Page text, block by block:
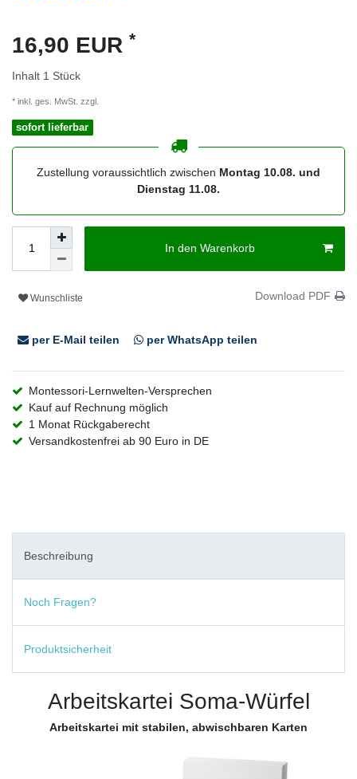
16,90 EUR *
Inhalt 1 Stück
* inkl. ges. MwSt. zzgl.
sofort lieferbar
Zustellung voraussichtlich zwischen Montag 10.08. und
Dienstag 11.08.
In den Warenkorb
Wunschliste Download PDF
per E-Mail teilen per WhatsApp teilen
Montessori-Lernwelten-Versprechen
Kauf auf Rechnung möglich
1 Monat Rückgaberecht
Versandkostenfrei ab 90 Euro in DE
Beschreibung
Noch Fragen?
Produktsicherheit
Arbeitskartei Soma-Würfel
Arbeitskartei mit stabilen, abwischbaren Karten